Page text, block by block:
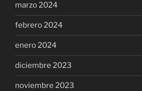
marzo 2024
febrero 2024
enero 2024
diciembre 2023
noviembre 2023